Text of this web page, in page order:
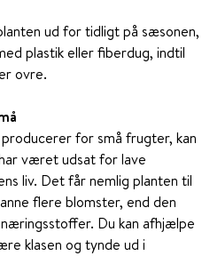
ud for tidligt på sæsonen,
plastik eller fiberdug, indtil
ovre.
for små frugter, kan
været udsat for lave
liv. Det får nemlig planten til
flere blomster, end den
Du kan afhjælpe
klasen og tynde ud i